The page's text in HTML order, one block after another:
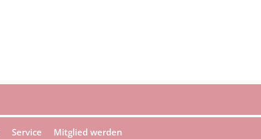
Service Mitglied werden